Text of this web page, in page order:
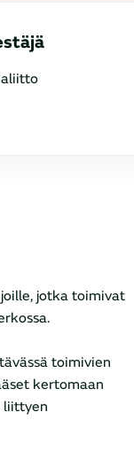
jotka toimivat
toimivien
kertomaan
liittyen